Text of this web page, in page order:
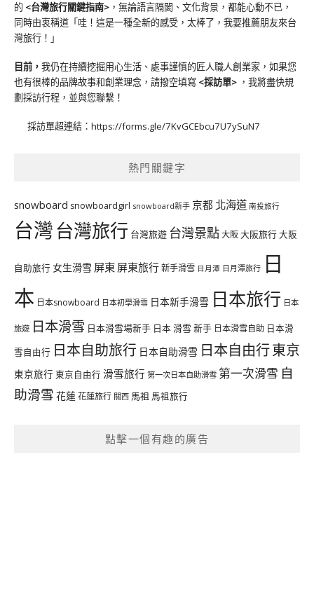
的 <台灣旅行關鍵指南> ，無論語言隔閡、文化背景，都能心動不已，
同時由衷稱道「哇！這是一種全新的感受，太棒了，我要推薦朋友來台
灣旅行！」
目前， 我仍在持續挖掘用心生活、處事謹慎的匠人職人創業家，如果您
也有很棒的品牌故事和創業理念，請撥空填寫 <採訪單> ，我將盡快規
劃採訪行程，並與您聯繫！
採訪單超連結： https://forms.gle/7KvGCEbcu7U7ySuN7
熱門關鍵字
snowboard snowboardgirl snowboard新手 京都 北海道 南投旅行
台灣台灣旅行 台灣旅遊 台灣景點大阪大阪旅行大阪
自助旅行 女生滑雪 屏東 屏東旅行新手滑雪 日月潭 日月潭旅行 日
本 日本snowboard 日本初學滑雪 日本新手滑雪 日本旅行 日本
旅遊 日本滑雪 日本滑雪場新手 日本 滑雪 新手 日本滑雪自助 日本滑
雪自由行 日本自助旅行 日本自助滑雪 日本自由行東京
東京旅行 東京自由行 滑雪旅行 第一次日本自助滑雪 第一次滑雪 自
助滑雪 花蓮花蓮旅行 關西 馬祖 馬祖旅行
點擊一個有趣的廣告